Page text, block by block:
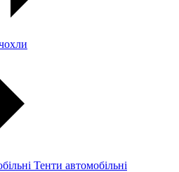
Тенти автомобільні